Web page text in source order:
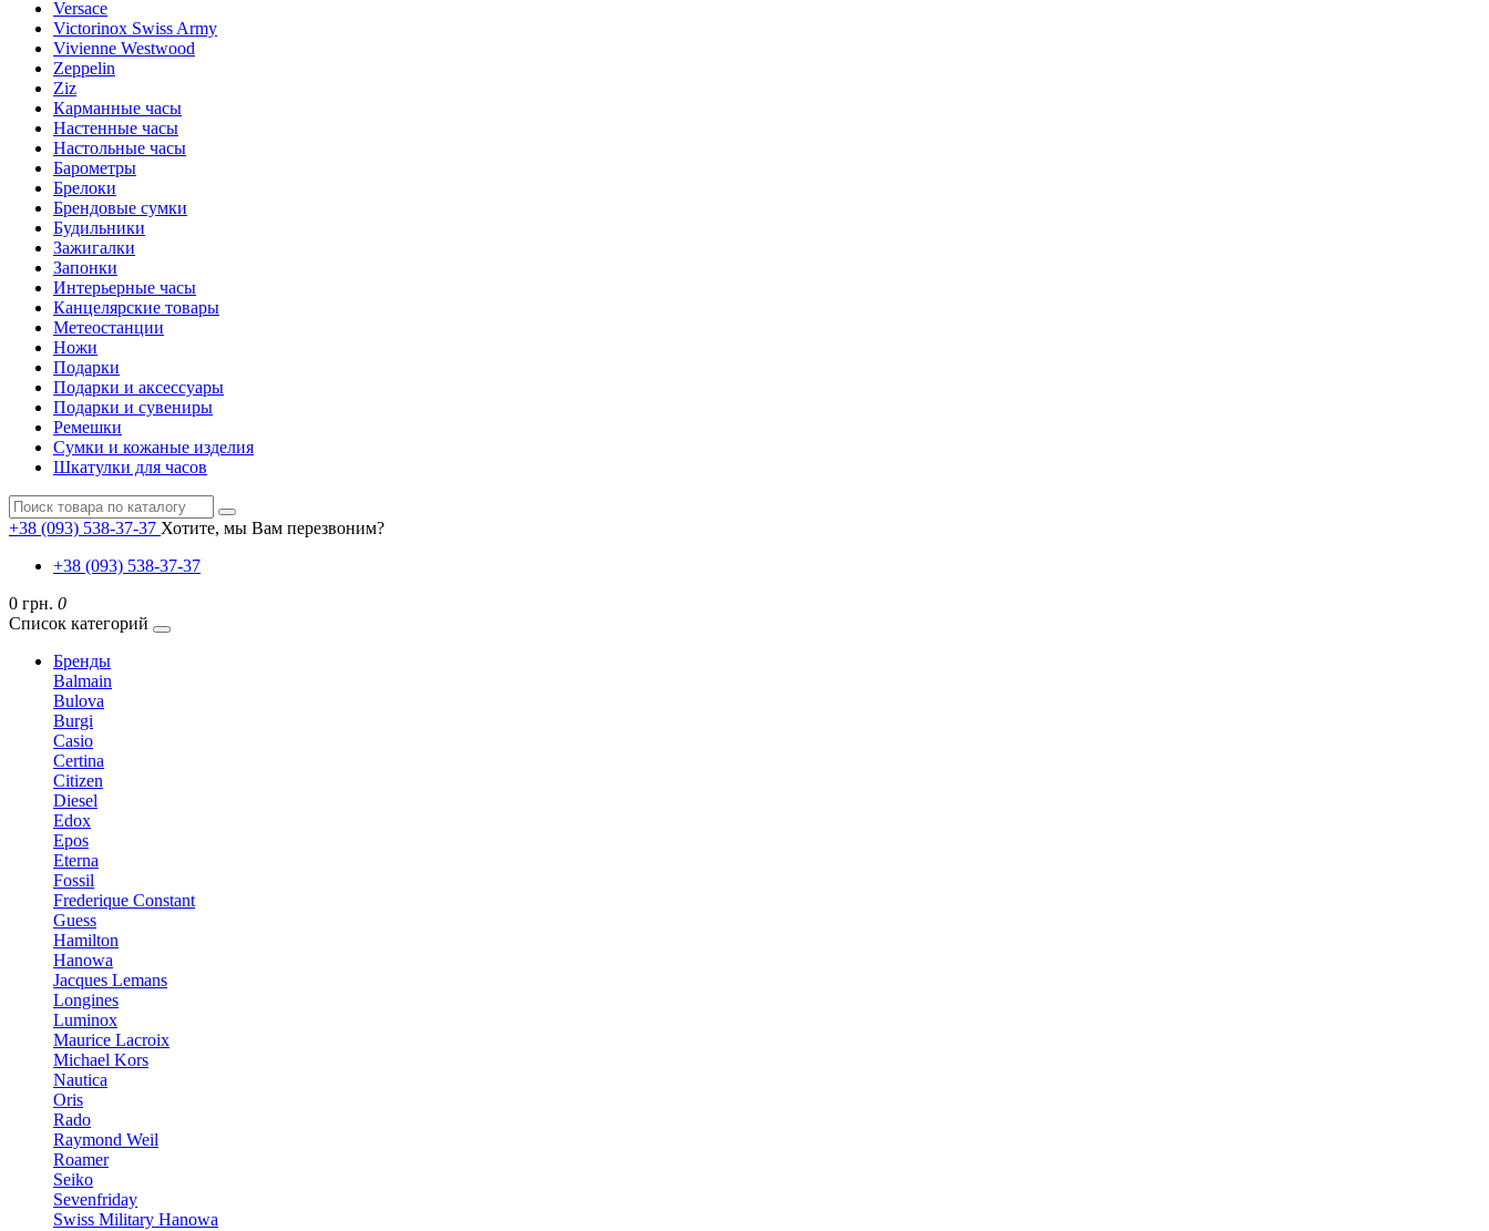
Versace
Victorinox Swiss Army
Vivienne Westwood
Zeppelin
Ziz
Карманные часы
Настенные часы
Настольные часы
Барометры
Брелоки
Брендовые сумки
Будильники
Зажигалки
Запонки
Интерьерные часы
Канцелярские товары
Метеостанции
Ножи
Подарки
Подарки и аксессуары
Подарки и сувениры
Ремешки
Сумки и кожаные изделия
Шкатулки для часов
+38 (093) 538-37-37 Хотите, мы Вам перезвоним?
+38 (093) 538-37-37
0 грн. 0
Список категорий
Бренды
Balmain
Bulova
Burgi
Casio
Certina
Citizen
Diesel
Edox
Epos
Eterna
Fossil
Frederique Constant
Guess
Hamilton
Hanowa
Jacques Lemans
Longines
Luminox
Maurice Lacroix
Michael Kors
Nautica
Oris
Rado
Raymond Weil
Roamer
Seiko
Sevenfriday
Swiss Military Hanowa